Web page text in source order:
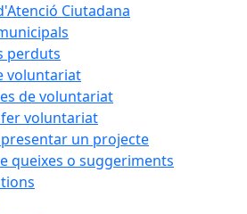
Ciutadana
perduts
voluntariat
de voluntariat
voluntariat
un projecte
queixes o suggeriments